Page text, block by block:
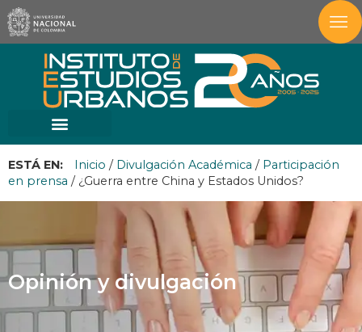
ESTÁ EN: Inicio / Divulgación Académica / Participación
en prensa / ¿Guerra entre China y Estados Unidos?
Opinión y divulgación